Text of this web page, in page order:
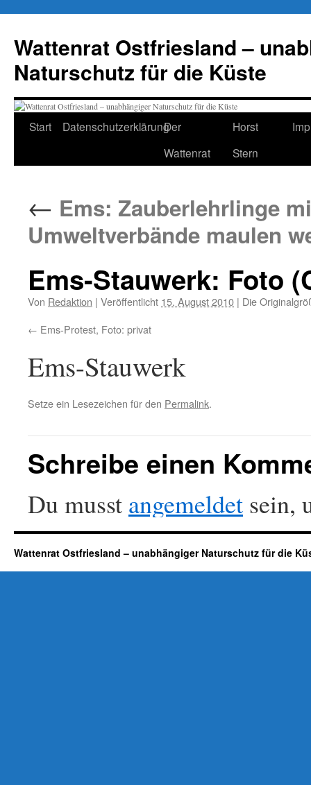
springen
Wattenrat Ostfriesland –
Naturschutz für die Küste
Start DatenschutzerklärungDer
Wattenrat
Horst
Stern
← Ems: Zauberlehrlinge
Umweltverbände maulen
Ems-Stauwerk: Foto
Von Redaktion | Veröffentlicht 15. August 2010 | Die
Ems-Protest, Foto: privat
Ems-Stauwerk
Setze ein Lesezeichen für den Permalink.
Schreibe einen
Du musst angemeldet sein,
Wattenrat Ostfriesland – unabhängiger Naturschutz für die